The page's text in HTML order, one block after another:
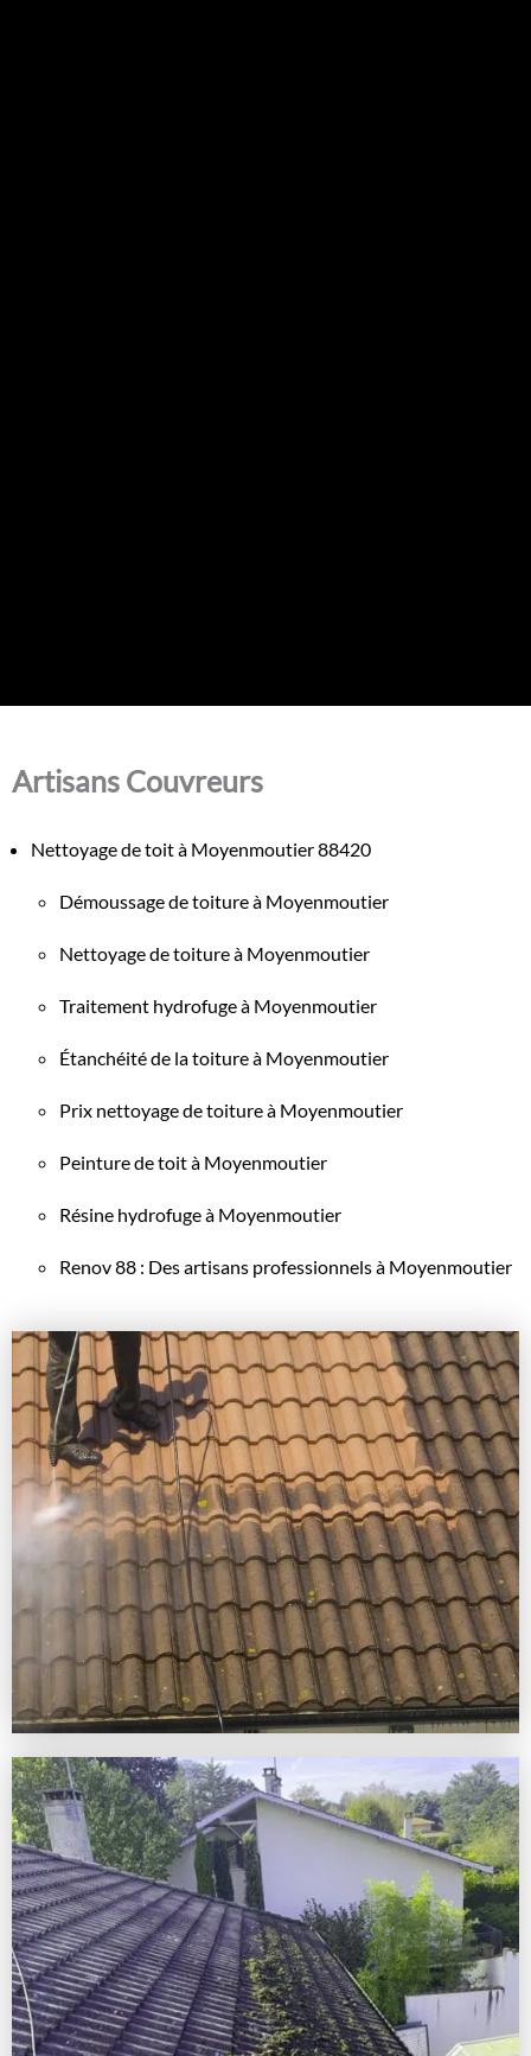
Artisans Couvreurs
Nettoyage de toit à Moyenmoutier 88420
Démoussage de toiture à Moyenmoutier
Nettoyage de toiture à Moyenmoutier
Traitement hydrofuge à Moyenmoutier
Étanchéité de la toiture à Moyenmoutier
Prix nettoyage de toiture à Moyenmoutier
Peinture de toit à Moyenmoutier
Résine hydrofuge à Moyenmoutier
Renov 88 : Des artisans professionnels à Moyenmoutier